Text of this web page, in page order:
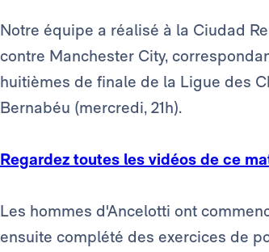
Notre équipe a réalisé à la Ciudad
contre Manchester City,
huitièmes de finale de la Ligue des
Bernabéu (mercredi, 21h).
Regardez toutes les vidéos de ce
Les hommes d'Ancelotti ont
ensuite complété des exercices de